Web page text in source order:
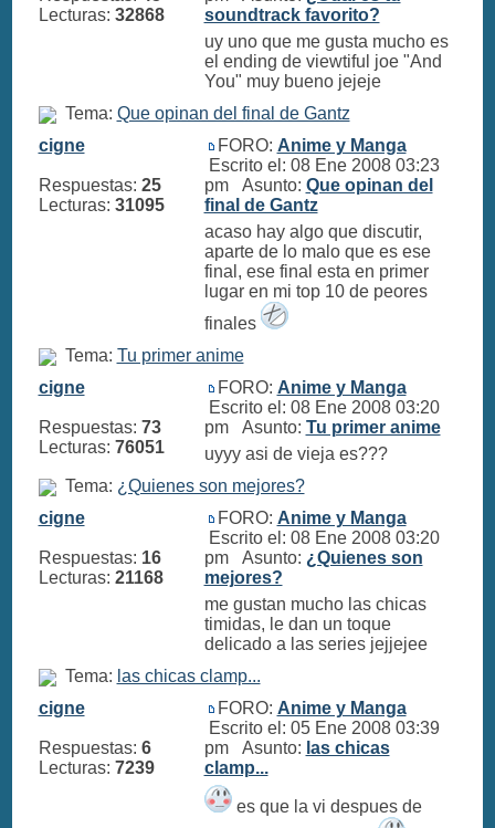
Lecturas: 32868
soundtrack favorito?
uy uno que me gusta mucho es
el ending de viewtiful joe "And
You" muy bueno jejeje
Tema: Que opinan del final de Gantz
cigne
Respuestas: 25
Lecturas: 31095
FORO: Anime y Manga
Escrito el: 08 Ene 2008 03:23
pm Asunto: Que opinan del
final de Gantz
acaso hay algo que discutir,
aparte de lo malo que es ese
final, ese final esta en primer
lugar en mi top 10 de peores
finales
Tema: Tu primer anime
cigne
Respuestas: 73
Lecturas: 76051
FORO: Anime y Manga
Escrito el: 08 Ene 2008 03:20
pm Asunto: Tu primer anime
uyyy asi de vieja es???
Tema: ¿Quienes son mejores?
cigne
Respuestas: 16
Lecturas: 21168
FORO: Anime y Manga
Escrito el: 08 Ene 2008 03:20
pm Asunto: ¿Quienes son
mejores?
me gustan mucho las chicas
timidas, le dan un toque
delicado a las series jejjejee
Tema: las chicas clamp...
cigne
Respuestas: 6
Lecturas: 7239
FORO: Anime y Manga
Escrito el: 05 Ene 2008 03:39
pm Asunto: las chicas
clamp...
es que la vi despues de